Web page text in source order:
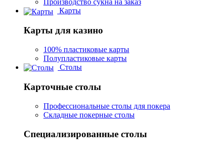
Производство сукна на заказ
Карты
Карты для казино
100% пластиковые карты
Полупластиковые карты
Столы
Карточные столы
Профессиональные столы для покера
Складные покерные столы
Специализированные столы